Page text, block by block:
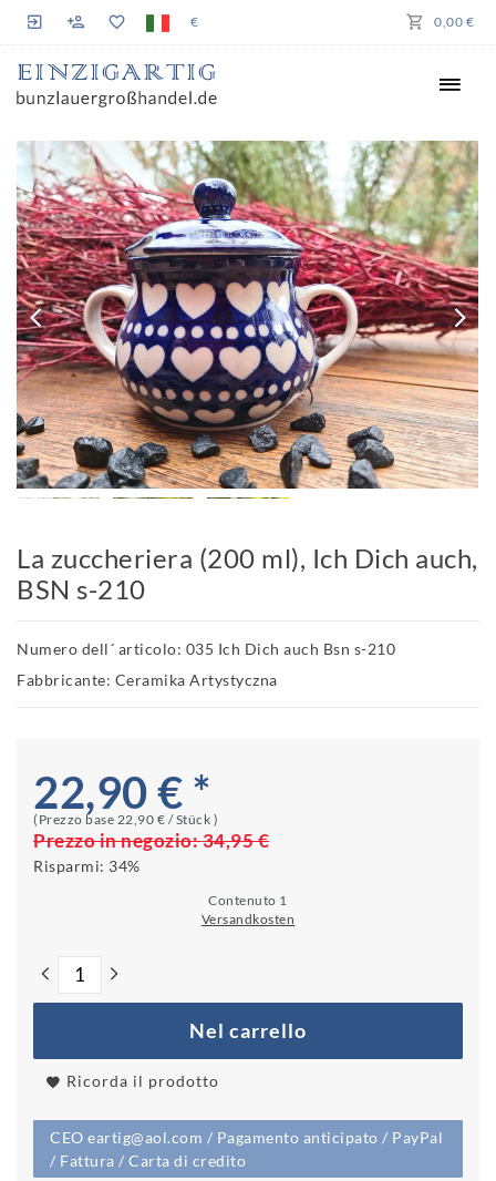
€ 0,00 €
La zuccheriera (200 ml), Ich Dich auch,
BSN s-210
Numero dell´ articolo: 035 Ich Dich auch Bsn s-210
Fabbricante: Ceramika Artystyczna
22,90 € *
(Prezzo base 22,90 € / Stück )
Prezzo in negozio:34,95 €
Risparmi: 34%
Contenuto 1
Versandkosten
Nel carrello
Ricorda il prodotto
CEO eartig@aol.com / Pagamento anticipato / PayPal
/ Fattura / Carta di credito